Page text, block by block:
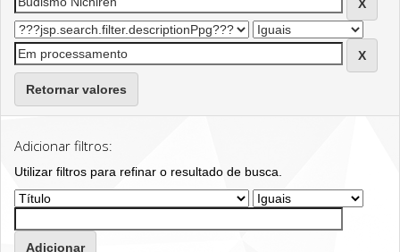
Retornar valores
Adicionar filtros:
Utilizar filtros para refinar o resultado de busca.